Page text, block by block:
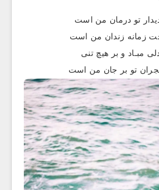
تو درمان من است
زمانه زندان من است
مبـاد و بر هیچ تنی
تو بر جان من است